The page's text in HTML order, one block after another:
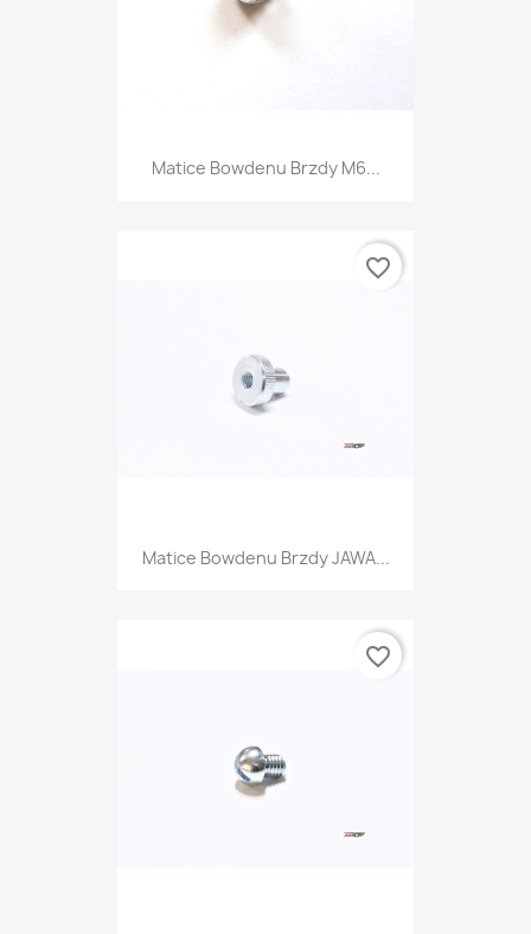
Matice Bowdenu Brzdy M6...
Matice Bowdenu Brzdy JAWA...
favorite_border
favorite_border